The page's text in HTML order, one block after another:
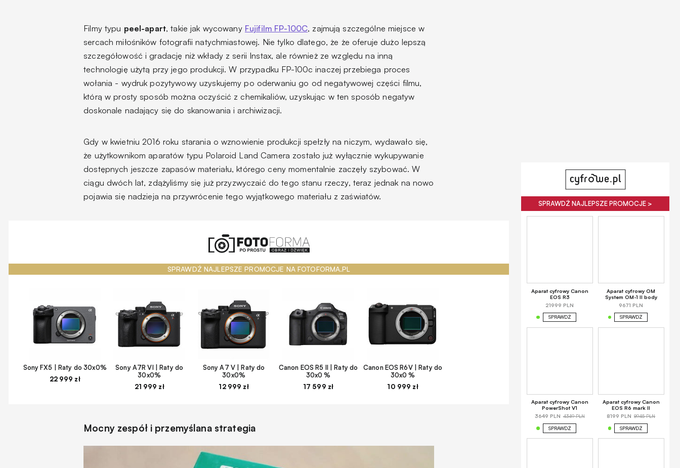
Filmy typu peel-apart, takie jak wycowany Fujifilm FP-100C, zajmują szczególne miejsce w
sercach miłośników fotografii natychmiastowej. Nie tylko dlatego, że że oferuje dużo lepszą
szczegółowość i gradację niż wkłady z serii Instax, ale również ze względu na inną
technologię użytą przy jego produkcji. W przypadku FP-100c inaczej przebiega proces
wołania - wydruk pozytywowy uzyskujemy po oderwaniu go od negatywowej części filmu,
którą w prosty sposób można oczyścić z chemikaliów, uzyskując w ten sposób negatyw
doskonale nadający się do skanowania i archiwizacji.
Gdy w kwietniu 2016 roku starania o wznowienie produkcji spełzły na niczym, wydawało się,
że użytkownikom aparatów typu Polaroid Land Camera zostało już wyłącznie wykupywanie
dostępnych jeszcze zapasów materiału, którego ceny momentalnie zaczęły szybować. W
ciągu dwóch lat, zdążyliśmy się już przyzwyczaić do tego stanu rzeczy, teraz jednak na nowo
pojawia się nadzieja na przywrócenie tego wyjątkowego materiału z zaświatów.
SPRAWDŹ NAJLEPSZE PROMOCJE NA FOTOFORMA.PL
Sony FX5 | Raty do 30x0%
22 999 zł
Sony A7R VI | Raty do
30x0%
21 999 zł
Sony A7 V | Raty do
30x0%
12 999 zł
Canon EOS R5 II | Raty do
30x0 %
17 599 zł
Canon EOS R6V | Raty do
30x0 %
10 999 zł
Mocny zespół i przemyślana strategia
SPRAWDŹ NAJLEPSZE PROMOCJE >
Aparat cyfrowy Canon
EOS R3
21999 PLN
SPRAWDŹ
Aparat cyfrowy OM
System OM-1 II body
9671 PLN
SPRAWDŹ
Aparat cyfrowy Canon
PowerShot V1
3649 PLN 4349 PLN
SPRAWDŹ
Aparat cyfrowy Canon
EOS R6 mark II
8199 PLN 8945 PLN
SPRAWDŹ